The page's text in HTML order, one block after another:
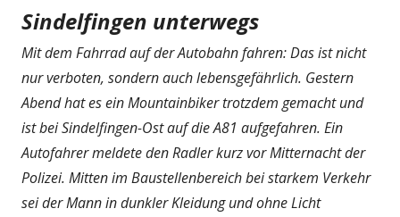
Sindelfingen unterwegs
Mit dem Fahrrad auf der Autobahn fahren: Das ist nicht
nur verboten, sondern auch lebensgefährlich. Gestern
Abend hat es ein Mountainbiker trotzdem gemacht und
ist bei Sindelfingen-Ost auf die A81 aufgefahren. Ein
Autofahrer meldete den Radler kurz vor Mitternacht der
Polizei. Mitten im Baustellenbereich bei starkem Verkehr
sei der Mann in dunkler Kleidung und ohne Licht